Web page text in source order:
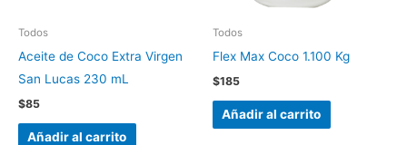
Todos
Aceite de Coco Extra Virgen
San Lucas 230 mL
$85
Añadir al carrito
Todos
Flex Max Coco 1.100 Kg
$185
Añadir al carrito